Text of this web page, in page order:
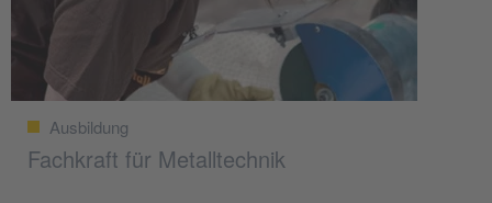
Ausbildung
Fachkraft für Metalltechnik